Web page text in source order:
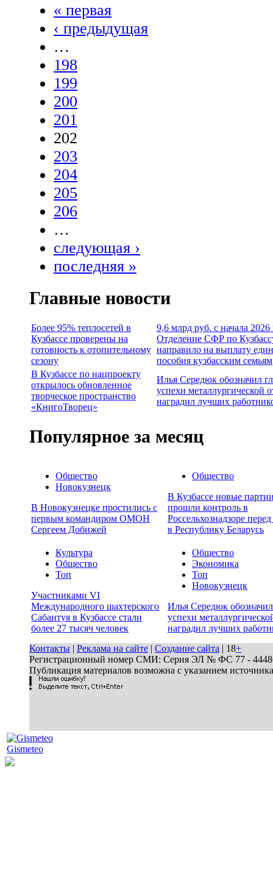
« первая
‹ предыдущая
…
198
199
200
201
202
203
204
205
206
…
следующая ›
последняя »
Главные новости
Более 95% теплосетей в
Кузбассе проверены на
готовность к отопительному
сезону
9,6 млрд руб. с начала 2026
Отделение СФР по
направило на выплату
пособия кузбасским семьям
В Кузбассе по нацпроекту
открылось обновленное
творческое пространство
«КнигоТворец»
Илья Середюк обозначил
успехи металлургической
наградил лучших
Популярное за месяц
Общество
Новокузнецк
В Новокузнецке простились с
первым командиром ОМОН
Сергеем Добижей
Общество
В Кузбассе новые
прошли контроль в
Россельхознадзоре
в Республику Беларусь
Культура
Общество
Топ
Участниками VI
Международного шахтерского
Сабантуя в Кузбассе стали
более 27 тысяч человек
Общество
Экономика
Топ
Новокузнецк
Илья Середюк
успехи
наградил лучших
Контакты | Реклама на сайте | Создание сайта | 18+
Регистрационный номер СМИ: Серия ЭЛ № ФС 77 - 44486
Публикация материалов возможна с указанием
Gismeteo